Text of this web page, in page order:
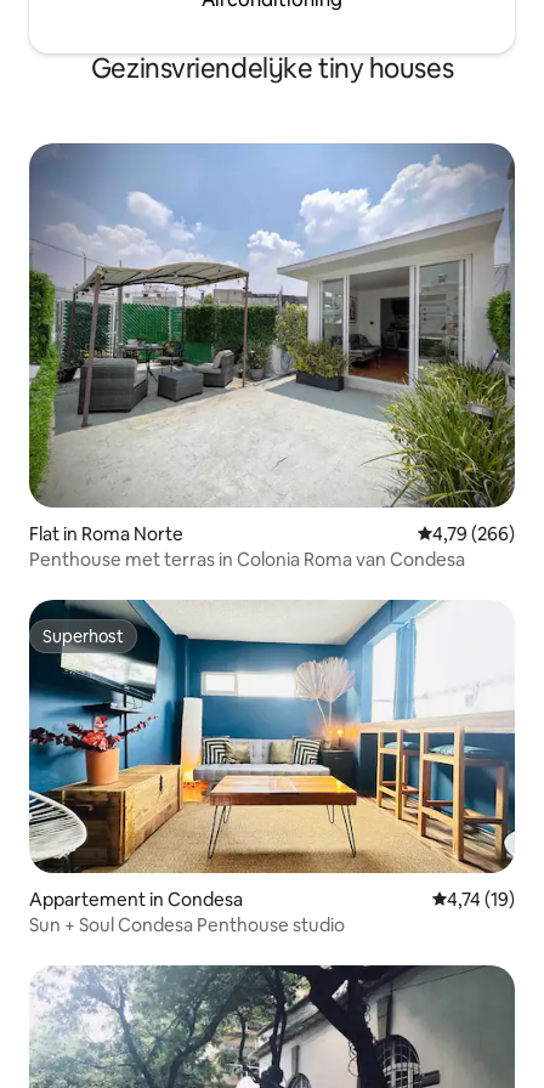
Gezinsvriendelijke tiny houses
Flat in Roma Norte Gemiddelde
4,79 (266)
Penthouse met terras in Colonia Roma van Condesa
Superhost
Superhost
Appartement in Condesa Gemiddelde
4,74 (19)
Sun + Soul Condesa Penthouse studio